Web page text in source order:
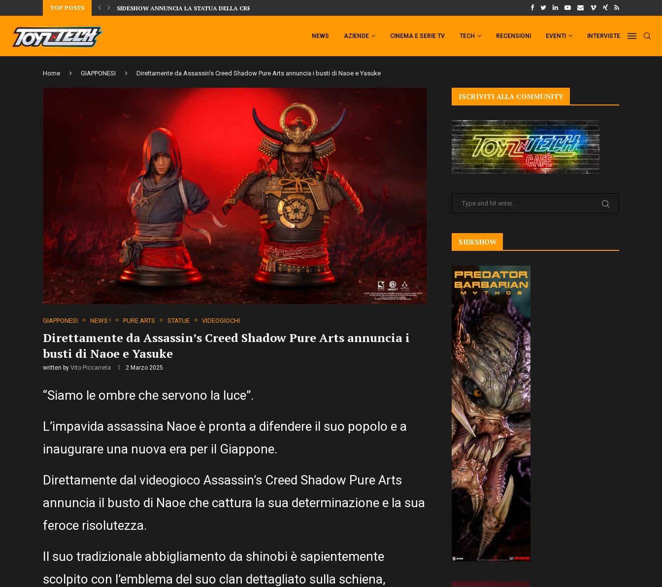
TOP POSTS
DELLA CRRATURA DELLA LAGUNA...DAL MONDO DEGLI X-MEN ARRIVA TEMPESTA TARGATA SIDESHOW! IL TRAILER DI FIST OF THE NORTH STAR!
NEWS AZIENDE CINEMA E SERIE TV TECH RECENSIONI EVENTI INTERVISTE
Home GIAPPONESI Direttamente da Assassin’s Creed Shadow Pure Arts annuncia i busti di Naoe e Yasuke
GIAPPONESI NEWS ! PURE ARTS STATUE VIDEOGIOCHI
Direttamente da Assassin’s Creed Shadow Pure Arts annuncia i
busti di Naoe e Yasuke
written by Vito Piccarreta 2 Marzo 2025
“Siamo le ombre che servono la luce”.
L’impavida assassina Naoe è pronta a difendere il suo popolo e a
inaugurare una nuova era per il Giappone.
Direttamente dal videogioco Assassin’s Creed Shadow Pure Arts
annuncia il busto di Naoe che cattura la sua determinazione e la sua
feroce risolutezza.
Il suo tradizionale abbigliamento da shinobi è sapientemente
scolpito con l’emblema del suo clan dettagliato sulla schiena,
ISCRIVITI ALLA COMMUNITY
SIDESHOW